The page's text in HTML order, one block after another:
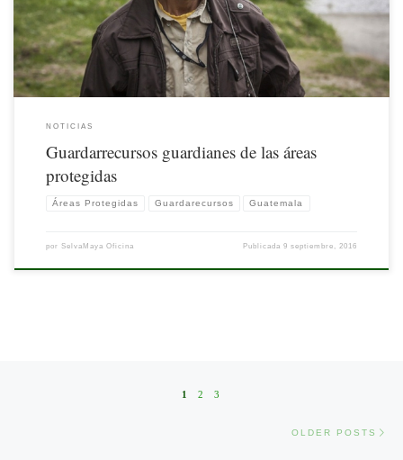
NOTICIAS
Guardarrecursos guardianes de las áreas
protegidas
Áreas Protegidas Guardarecursos Guatemala
por SelvaMaya Oficina Publicada9 septiembre, 2016
1 2 3
OLDER POSTS